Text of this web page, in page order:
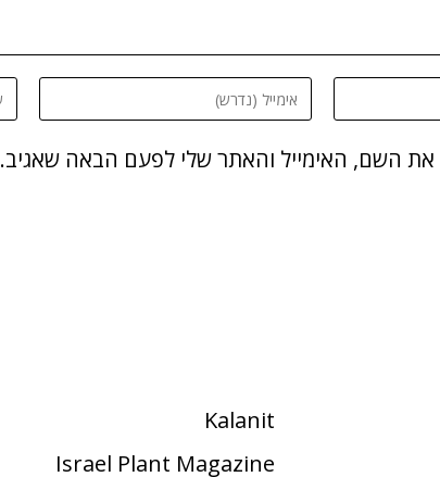
את השם, האימייל והאתר שלי לפעם הבאה שאגיב.
Kalanit
Israel Plant Magazine